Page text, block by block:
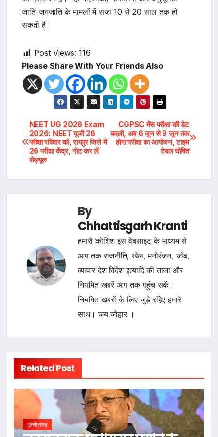
जाति-जनजाति के मामलों में सजा 10 से 20 साल तक हो
सकती है।
Post Views: 116
Please Share With Your Friends Also
Post
navigation
CGPSC मेंस परीक्षा की डेट
बदली, अब 6 जून से 9 जून तक
होगा परीक्षा का आयोजन, टाइम
टेबल घोषित
NEET UG 2026 Exam
2026: NEET यूजी 26
परीक्षा रविवार को, रायपुर जिले में
26 परीक्षा केंद्र, नोट कर लें
शेड्यूल
By
Chhattisgarh Kranti
हमारी कोशिश इस वेबसाइट के माध्यम से
आप तक राजनीति, खेल, मनोरंजन, जॉब,
व्यापार देश विदेश इत्यादि की ताजा और
नियमित खबरें आप तक पहुंच सकें।
नियमित खबरों के लिए जुड़े रहिए हमारे
साथ। जय जोहार ।
Related Post
छत्तीसगढ़